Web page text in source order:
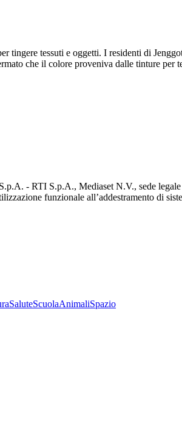
tingere tessuti e oggetti. I residenti di
che il colore proveniva dalle tinture per
- RTI S.p.A., Mediaset N.V., sede legale
funzionale all’addestramento di
SaluteScuolaAnimaliSpazio